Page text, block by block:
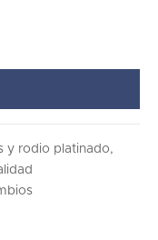
y rodio platinado,